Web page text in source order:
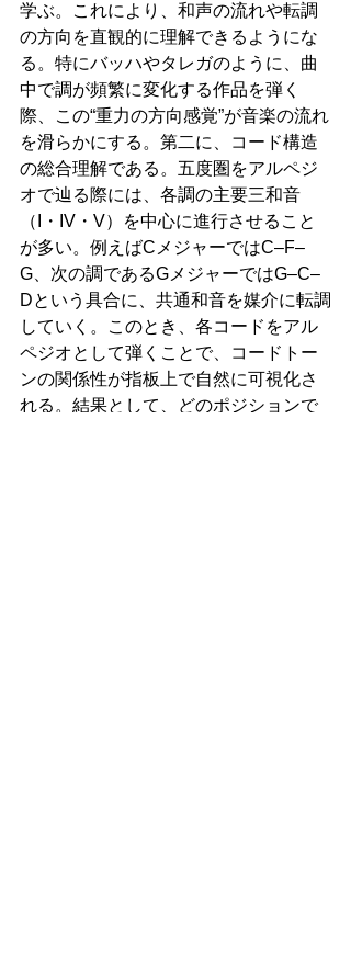
学ぶ。これにより、和声の流れや転調
の方向を直観的に理解できるようにな
る。特にバッハやタレガのように、曲
中で調が頻繁に変化する作品を弾く
際、この“重力の方向感覚”が音楽の流れ
を滑らかにする。第二に、コード構造
の総合理解である。五度圏をアルペジ
オで辿る際には、各調の主要三和音
（I・IV・V）を中心に進行させること
が多い。例えばCメジャーではC–F–
G、次の調であるGメジャーではG–C–
Dという具合に、共通和音を媒介に転調
していく。このとき、各コードをアル
ペジオとして弾くことで、コードトー
ンの関係性が指板上で自然に可視化さ
れる。結果として、どのポジションで